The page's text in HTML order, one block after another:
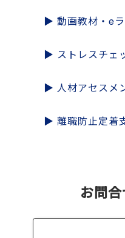
▶ 動画教材・e
▶ ストレスチェ
▶ 人材アセスメ
▶ 離職防止定着
お問